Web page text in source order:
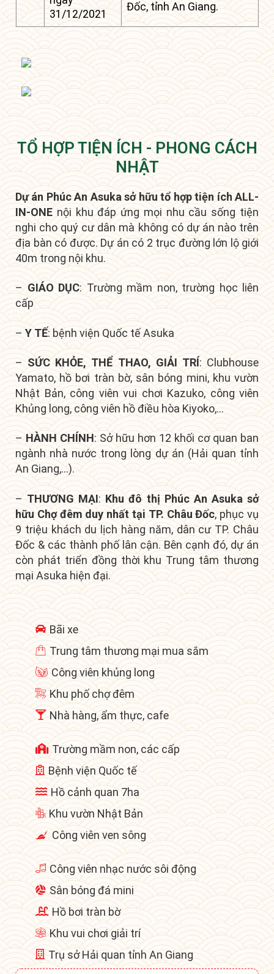
31/12/2021
Đốc, tỉnh An Giang.
TỔ HỢP TIỆN ÍCH - PHONG CÁCH
NHẬT
Dự án Phúc An Asuka sở hữu tổ hợp tiện ích ALL-
IN-ONE nội khu đáp ứng mọi nhu cầu sống tiện
nghi cho quý cư dân mà không có dự án nào trên
địa bàn có được. Dự án có 2 trục đường lớn lộ giới
40m trong nội khu.
– GIÁO DỤC: Trường mầm non, trường học liên
cấp
– Y TẾ: bệnh viện Quốc tế Asuka
– SỨC KHỎE, THỂ THAO, GIẢI TRÍ: Clubhouse
Yamato, hồ bơi tràn bờ, sân bóng mini, khu vườn
Nhật Bản, công viên vui chơi Kazuko, công viên
Khủng long, công viên hồ điều hòa Kiyoko,…
–HÀNH CHÍNH: Sở hữu hơn 12 khối cơ quan ban
ngành nhà nước trong lòng dự án (Hải quan tỉnh
An Giang,…).
–THƯƠNG MẠI: Khu đô thị Phúc An Asuka sở
hữu Chợ đêm duy nhất tại TP. Châu Đốc, phục vụ
9 triệu khách du lịch hàng năm, dân cư TP. Châu
Đốc & các thành phố lân cận. Bên cạnh đó, dự án
còn phát triển đồng thời khu Trung tâm thương
mại Asuka hiện đại.
Bãi xe
Trung tâm thương mại mua sắm
Công viên khủng long
Khu phố chợ đêm
Nhà hàng, ẩm thực, cafe
Trường mầm non, các cấp
Bệnh viện Quốc tế
Hồ cảnh quan 7ha
Khu vườn Nhật Bản
Công viên ven sông
Công viên nhạc nước sôi động
Sân bóng đá mini
Hồ bơi tràn bờ
Khu vui chơi giải trí
Trụ sở Hải quan tỉnh An Giang